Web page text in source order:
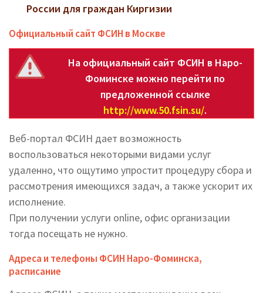
России для граждан Киргизии
Официальный сайт ФСИН в Москве
На официальный сайт ФСИН в Наро-
Фоминске можно перейти по
предложенной ссылке
http://www.50.fsin.su/.
Веб-портал ФСИН дает возможность
воспользоваться некоторыми видами услуг
удаленно, что ощутимо упростит процедуру сбора и
рассмотрения имеющихся задач, а также ускорит их
исполнение.
При получении услуги online, офис организации
тогда посещать не нужно.
Адреса и телефоны ФСИН Наро-Фоминска,
расписание